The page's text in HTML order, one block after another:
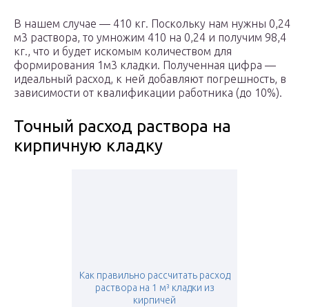
В нашем случае — 410 кг. Поскольку нам нужны 0,24
м3 раствора, то умножим 410 на 0,24 и получим 98,4
кг., что и будет искомым количеством для
формирования 1м3 кладки. Полученная цифра —
идеальный расход, к ней добавляют погрешность, в
зависимости от квалификации работника (до 10%).
Точный расход раствора на
кирпичную кладку
Как правильно рассчитать расход
раствора на 1 м³ кладки из
кирпичей